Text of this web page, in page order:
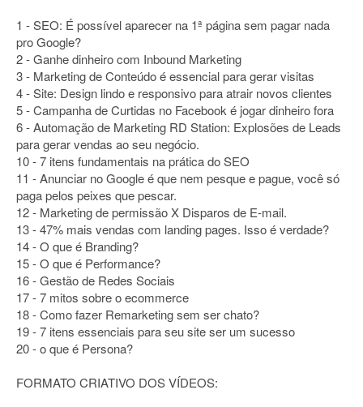
1 - SEO: É possível aparecer na 1ª página sem pagar nada
pro Google?
2 - Ganhe dinheiro com Inbound Marketing
3 - Marketing de Conteúdo é essencial para gerar visitas
4 - Site: Design lindo e responsivo para atrair novos clientes
5 - Campanha de Curtidas no Facebook é jogar dinheiro fora
6 - Automação de Marketing RD Station: Explosões de Leads
para gerar vendas ao seu negócio.
10 - 7 itens fundamentais na prática do SEO
11 - Anunciar no Google é que nem pesque e pague, você só
paga pelos peixes que pescar.
12 - Marketing de permissão X Disparos de E-mail.
13 - 47% mais vendas com landing pages. Isso é verdade?
14 - O que é Branding?
15 - O que é Performance?
16 - Gestão de Redes Sociais
17 - 7 mitos sobre o ecommerce
18 - Como fazer Remarketing sem ser chato?
19 - 7 itens essenciais para seu site ser um sucesso
20 - o que é Persona?
FORMATO CRIATIVO DOS VÍDEOS: